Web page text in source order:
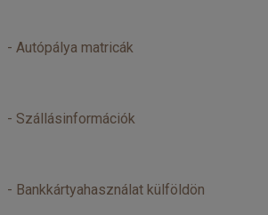
- Autópálya matricák
- Szállásinformációk
- Bankkártyahasználat külföldön